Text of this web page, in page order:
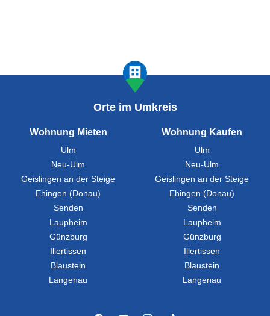
Orte im Umkreis
Wohnung Mieten
Ulm
Neu-Ulm
Geislingen an der Steige
Ehingen (Donau)
Senden
Laupheim
Günzburg
Illertissen
Blaustein
Langenau
Wohnung Kaufen
Ulm
Neu-Ulm
Geislingen an der Steige
Ehingen (Donau)
Senden
Laupheim
Günzburg
Illertissen
Blaustein
Langenau